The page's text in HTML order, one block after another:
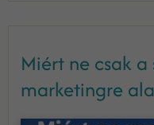
Miért ne csak
marketingre